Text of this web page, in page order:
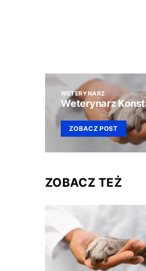
WETERYNARZ
Weterynarz
ZOBACZ POST
ZOBACZ TEŻ